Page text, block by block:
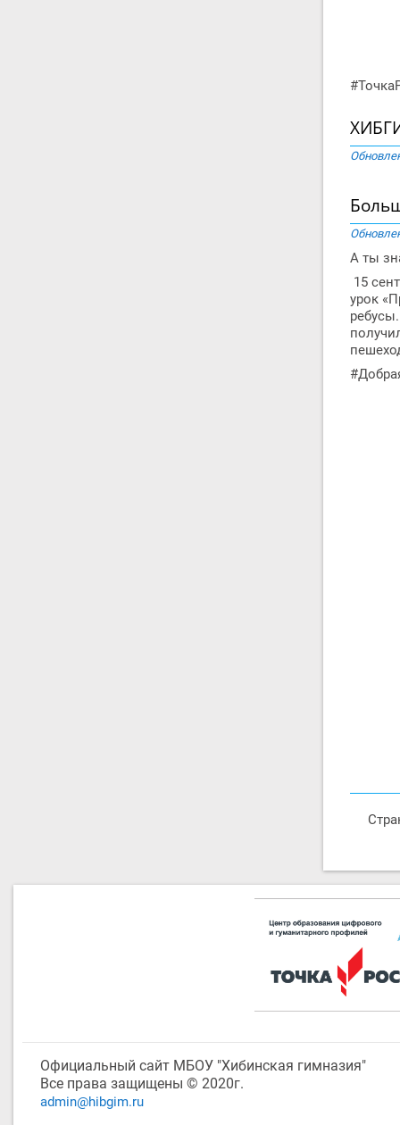
А ты
15
урок
Официальный сайт МБОУ "Хибинская гимназия"
Все права защищены © 2020г.
admin@hibgim.ru